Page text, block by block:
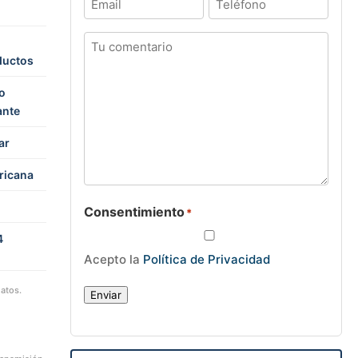
Tu
Consentimiento*
Acepto la Política de Privacidad
Enviar